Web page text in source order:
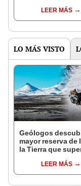
bosques
la Patagonia
LEER MÁS
LO MÁS VISTO
Geólogos
mayor reserva de
la Tierra que
un supervolcán y
extracción
LEER MÁS